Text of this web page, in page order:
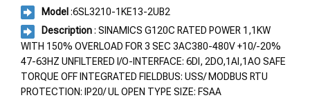
là:
9.204.000 VNĐ.
tại
là:
5.522.000 VNĐ.
Model :6SL3210-1KE13-2UB2
Description: SINAMICS G120C RATED POWER 1,1KW
WITH 150% OVERLOAD FOR 3 SEC 3AC380-480V +10/-20%
47-63HZ UNFILTERED I/O-INTERFACE: 6DI, 2DO,1AI,1AO SAFE
TORQUE OFF INTEGRATED FIELDBUS: USS/ MODBUS RTU
PROTECTION: IP20/ UL OPEN TYPE SIZE: FSAA